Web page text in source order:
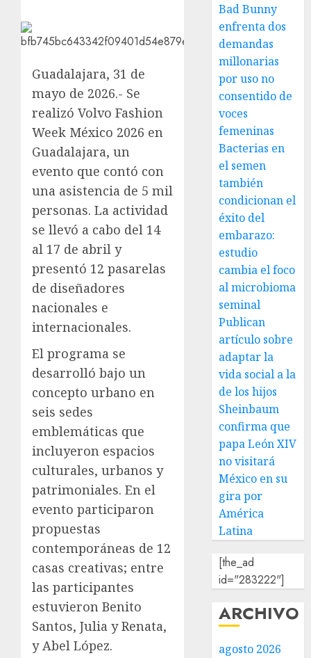
Guadalajara, 31 de
mayo de 2026.- Se
realizó Volvo Fashion
Week México 2026 en
Guadalajara, un
evento que contó con
una asistencia de 5 mil
personas. La actividad
se llevó a cabo del 14
al 17 de abril y
presentó 12 pasarelas
de diseñadores
nacionales e
internacionales.
El programa se
desarrolló bajo un
concepto urbano en
seis sedes
emblemáticas que
incluyeron espacios
culturales, urbanos y
patrimoniales. En el
evento participaron
propuestas
contemporáneas de 12
casas creativas; entre
las participantes
estuvieron Benito
Santos, Julia y Renata,
y Abel López.
Bad Bunny
enfrenta dos
demandas
millonarias
por uso no
consentido de
voces
femeninas
Bacterias en
el semen
también
condicionan el
éxito del
embarazo:
estudio
cambia el foco
al microbioma
seminal
Publican
artículo sobre
adaptar la
vida social a la
de los hijos
Sheinbaum
confirma que
papa León XIV
no visitará
México en su
gira por
América
Latina
[the_ad
id="283222"]
ARCHIVO
agosto 2026